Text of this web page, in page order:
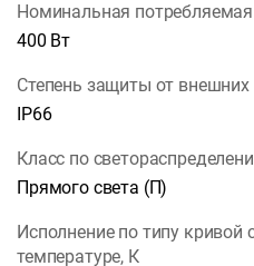
Номинальная
400 Вт
Степень защиты от внешних
IP66
Класс по
Прямого света (П)
Исполнение по типу кривой
температуре, К